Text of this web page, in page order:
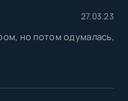
27.03.23
но потом одумалась,